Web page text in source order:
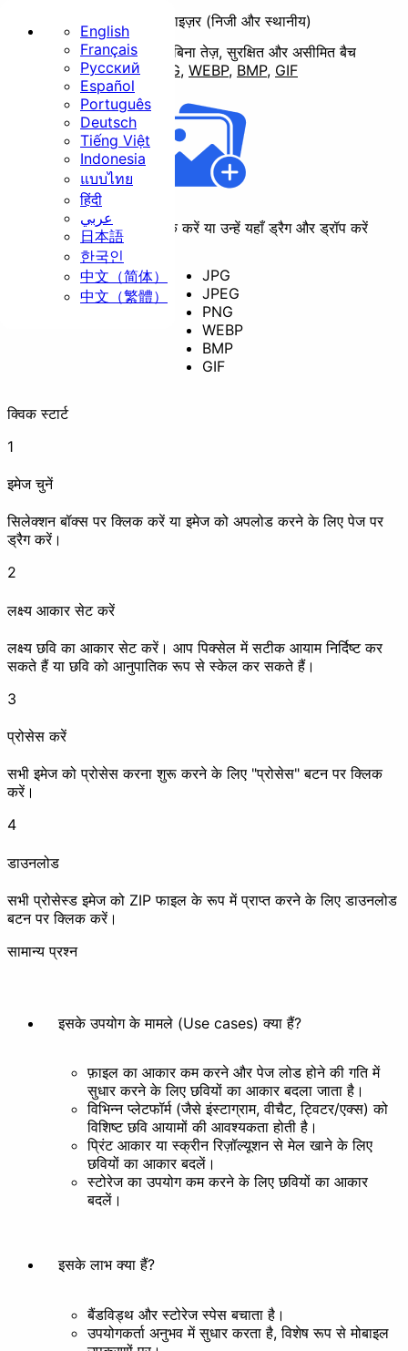
रीसाइज़ क्रॉप रोटेट
करें
बेहतर बनाएं
कंप्रेस अपस्केल
बैकग्राउंड हटाएं
दस्तावेज़
बल्क इमेज रिसाइज़र (निजी और स्थानीय)
किसी भी सर्वर पर अपलोड किए बिना तेज़, सुरक्षित और असीमित बैच
रिसाइजिंग।समर्थनJPG PNG, WEBP, BMP, GIF
फाइलें चुनने के लिए क्लिक करें या उन्हें यहाँ ड्रैग और ड्रॉप करें
JPG
JPEG
PNG
WEBP
BMP
GIF
क्विक स्टार्ट
1
इमेज चुनें
सिलेक्शन बॉक्स पर क्लिक करें या इमेज को अपलोड करने के लिए पेज पर
ड्रैग करें।
2
लक्ष्य आकार सेट करें
लक्ष्य छवि का आकार सेट करें। आप पिक्सेल में सटीक आयाम निर्दिष्ट कर
सकते हैं या छवि को आनुपातिक रूप से स्केल कर सकते हैं।
3
प्रोसेस करें
सभी इमेज को प्रोसेस करना शुरू करने के लिए "प्रोसेस" बटन पर क्लिक
करें।
4
डाउनलोड
सभी प्रोसेस्ड इमेज को ZIP फाइल के रूप में प्राप्त करने के लिए डाउनलोड
बटन पर क्लिक करें।
सामान्य प्रश्न
इसके उपयोग के मामले (Use cases) क्या हैं?
फ़ाइल का आकार कम करने और पेज लोड होने की गति में
सुधार करने के लिए छवियों का आकार बदला जाता है।
विभिन्न प्लेटफॉर्म (जैसे इंस्टाग्राम, वीचैट, ट्विटर/एक्स) को
विशिष्ट छवि आयामों की आवश्यकता होती है।
प्रिंट आकार या स्क्रीन रिज़ॉल्यूशन से मेल खाने के लिए
छवियों का आकार बदलें।
स्टोरेज का उपयोग कम करने के लिए छवियों का आकार
बदलें।
इसके लाभ क्या हैं?
बैंडविड्थ और स्टोरेज स्पेस बचाता है।
उपयोगकर्ता अनुभव में सुधार करता है, विशेष रूप से मोबाइल
English
Français
Русский
Español
Português
Deutsch
Tiếng Việt
Indonesia
แบบไทย
हिंदी
عربي
日本語
한국인
中文（简体）
中文（繁體）